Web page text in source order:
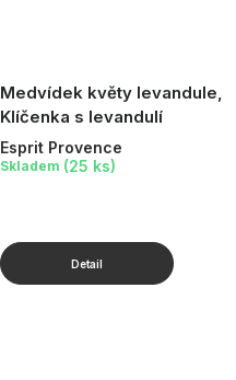
Medvídek květy levandule,
Klíčenka s levandulí
Esprit Provence
Skladem (25 ks)